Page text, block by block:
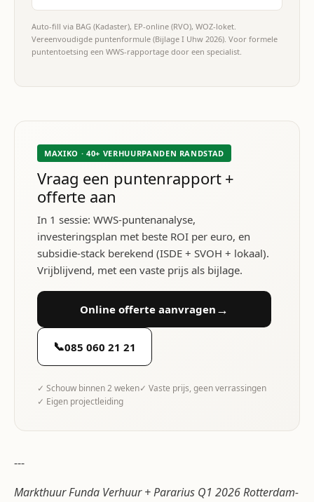
Auto-fill via BAG (Kadaster), EP-online (RVO), WOZ-loket.
Vereenvoudigde puntenformule (Bijlage I Uhw 2026). Voor formele
puntentoetsing een WWS-rapportage door een specialist.
MAXIKO · 40+ VERHUURPANDEN RANDSTAD
Vraag een puntenrapport +
offerte aan
In 1 sessie: WWS-puntenanalyse,
investeringsplan met beste ROI per euro, en
subsidie-stack berekend (ISDE + SVOH + lokaal).
Vrijblijvend, met een vaste prijs als bijlage.
Online offerte aanvragen →
📞085 060 21 21
✓ Schouw binnen 2 weken✓ Vaste prijs, geen verrassingen
✓ Eigen projectleiding
---
Markthuur Funda Verhuur + Pararius Q1 2026 Rotterdam-